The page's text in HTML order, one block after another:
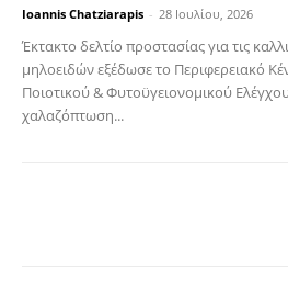
Ioannis Chatziarapis - 28 Ιουλίου, 2026
Έκτακτο δελτίο προστασίας για τις
μηλοειδών εξέδωσε το Περιφερειακό
Ποιοτικού & Φυτοϋγειονομικού
χαλαζόπτωση...